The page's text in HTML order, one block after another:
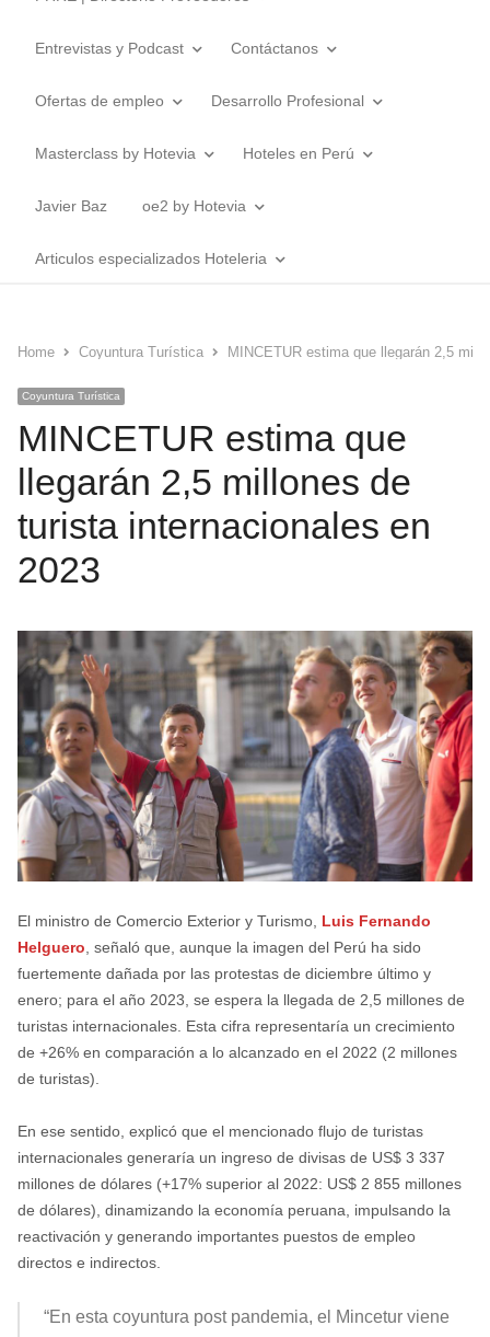
Entrevistas y Podcast Contáctanos
Ofertas de empleo Desarrollo Profesional
Masterclass by Hotevia Hoteles en Perú
Javier Baz oe2 by Hotevia
Articulos especializados Hoteleria
Home Coyuntura Turística MINCETUR estima que llegarán 2,5
Coyuntura Turística
MINCETUR estima que
llegarán 2,5 millones de
turista internacionales en
2023
El ministro de Comercio Exterior y Turismo, Luis Fernando
Helguero , señaló que, aunque la imagen del Perú ha sido
fuertemente dañada por las protestas de diciembre último y
enero; para el año 2023, se espera la llegada de 2,5 millones de
turistas internacionales. Esta cifra representaría un crecimiento
de +26% en comparación a lo alcanzado en el 2022 (2 millones
de turistas).
En ese sentido, explicó que el mencionado flujo de turistas
internacionales generaría un ingreso de divisas de US$ 3 337
millones de dólares (+17% superior al 2022: US$ 2 855 millones
de dólares), dinamizando la economía peruana, impulsando la
reactivación y generando importantes puestos de empleo
directos e indirectos.
“En esta coyuntura post pandemia, el Mincetur viene